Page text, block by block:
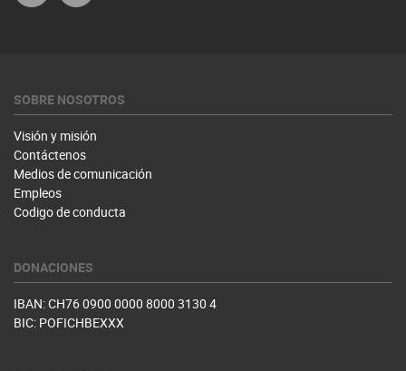
SOBRE NOSOTROS
Visión y misión
Contáctenos
Medios de comunicación
Empleos
Codigo de conducta
DONACIONES
IBAN: CH76 0900 0000 8000 3130 4
BIC: POFICHBEXXX